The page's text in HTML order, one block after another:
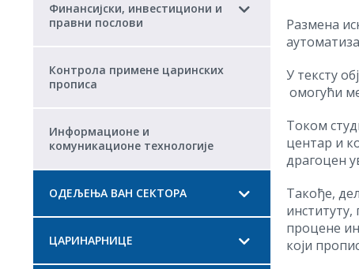
Финансијски, инвестициони и
правни послови
Контрола примене царинских
прописа
Информационе и
комуникационе технологије
ОДЕЉЕЊА ВАН СЕКТОРА
ЦАРИНАРНИЦЕ
Размена
У тексту
омогући
Током
центар и
драгоцен
Такође,
процене
који